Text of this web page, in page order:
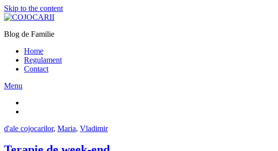
Skip to the content
Blog de Familie
Home
Regulament
Contact
Menu
d'ale cojocarilor, Maria, Vladimir